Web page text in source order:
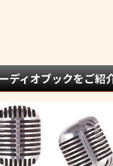
ディオブックをご紹